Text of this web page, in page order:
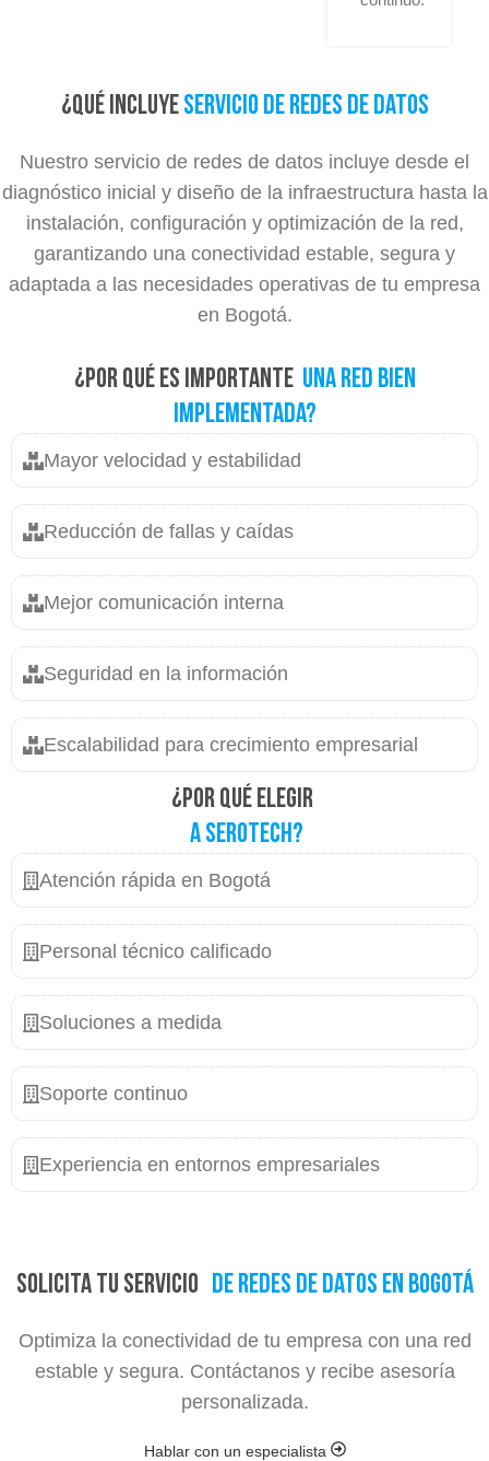
¿Qué incluyeservicio de redes de datos
Nuestro servicio de redes de datos incluye desde el
diagnóstico inicial y diseño de la infraestructura hasta la
instalación, configuración y optimización de la red,
garantizando una conectividad estable, segura y
adaptada a las necesidades operativas de tu empresa
en Bogotá.
¿Por qué es importanteuna red bien
implementada?
Mayor velocidad y estabilidad
Reducción de fallas y caídas
Mejor comunicación interna
Seguridad en la información
Escalabilidad para crecimiento empresarial
¿Por qué elegir
a Serotech?
Atención rápida en Bogotá
Personal técnico calificado
Soluciones a medida
Soporte continuo
Experiencia en entornos empresariales
Solicita tu servicio de redes de datos en Bogotá
Optimiza la conectividad de tu empresa con una red
estable y segura. Contáctanos y recibe asesoría
personalizada.
Hablar con un especialista